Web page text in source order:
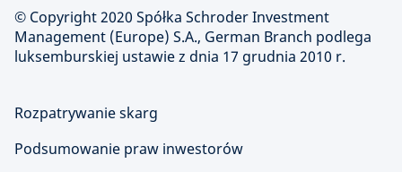
© Copyright2020 Spółka Schroder Investment
Management (Europe) S.A., German Branch podlega
luksemburskiej ustawie z dnia 17 grudnia 2010 r.
Rozpatrywanie skarg
Podsumowanie praw inwestorów